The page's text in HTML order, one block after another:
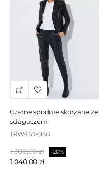
czarne spodnie skórzane ze
ściągaczem
TRW469-95B
Cena
podstawowa
1 300,00 zł -20%
1 040,00 zł